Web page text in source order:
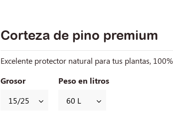
Corteza de pino premium
Excelente protector natural para tus plantas,
Grosor
Peso en litros